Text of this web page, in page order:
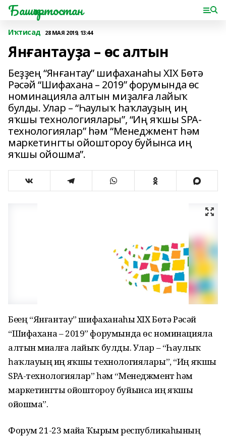
Башҡортостан
Иҡтисад 28 МАЯ 2019, 13:44
Янғантауҙа – өс алтын
Беҙҙең “Янғантау” шифаханаһы XIX Бөтә
Рәсәй “Шифахана – 2019” форумында өс
номинацияла алтын миҙалға лайыҡ
булды. Улар – “Һаулыҡ һаҡлауҙың иң
яҡшы технологиялары”, “Иң яҡшы SPA-
технологиялар” һәм “Менеджмент һәм
маркетингты ойоштороу буйынса иң
яҡшы ойошма”.
Беҙҙең “Янғантау” шифаханаһы XIX Бөтә Рәсәй
“Шифахана – 2019” форумында өс номинацияла
алтын миҙалға лайыҡ булды. Улар – “Һаулыҡ
һаҡлауҙың иң яҡшы технологиялары”, “Иң яҡшы
SPA-технологиялар” һәм “Менеджмент һәм
маркетингты ойоштороу буйынса иң яҡшы
ойошма”.
Форум 21-23 майҙа Ҡырым республикаһының